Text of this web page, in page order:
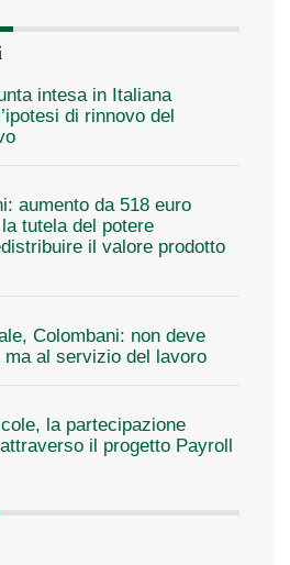
intesa in Italiana
di rinnovo del
aumento da 518 euro
tutela del potere
il valore prodotto
Colombani: non deve
al servizio del lavoro
la partecipazione
il progetto Payroll